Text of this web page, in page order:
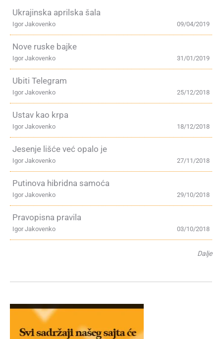
Ukrajinska aprilska šala
09/04/2019
Igor Jakovenko
Nove ruske bajke
31/01/2019
Igor Jakovenko
Ubiti Telegram
25/12/2018
Igor Jakovenko
Ustav kao krpa
18/12/2018
Igor Jakovenko
Jesenje lišće već opalo je
27/11/2018
Igor Jakovenko
Putinova hibridna samoća
29/10/2018
Igor Jakovenko
Pravopisna pravila
03/10/2018
Igor Jakovenko
Dalje